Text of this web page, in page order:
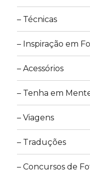
– Técnicas
– Inspiração em
– Acessórios
– Tenha em
– Viagens
– Traduções
– Concursos de